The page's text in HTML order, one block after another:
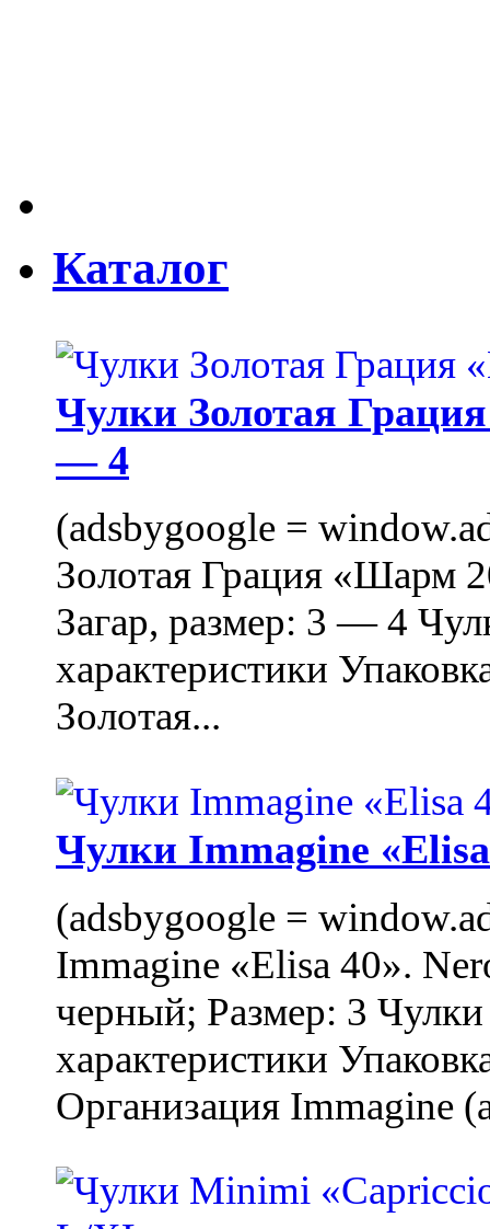
Каталог
Чулки Золотая
— 4
(adsbygoogle =
Золотая Грация «Шарм
Загар, размер: 3 — 4
характеристики
Золотая...
Чулки Immagine
(adsbygoogle =
Immagine «Elisa 40».
черный; Размер: 3
характеристики
Организация Immagine